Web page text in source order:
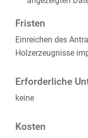
Fristen
Einreichen des
Holzerzeugnisse
Erforderliche
keine
Kosten